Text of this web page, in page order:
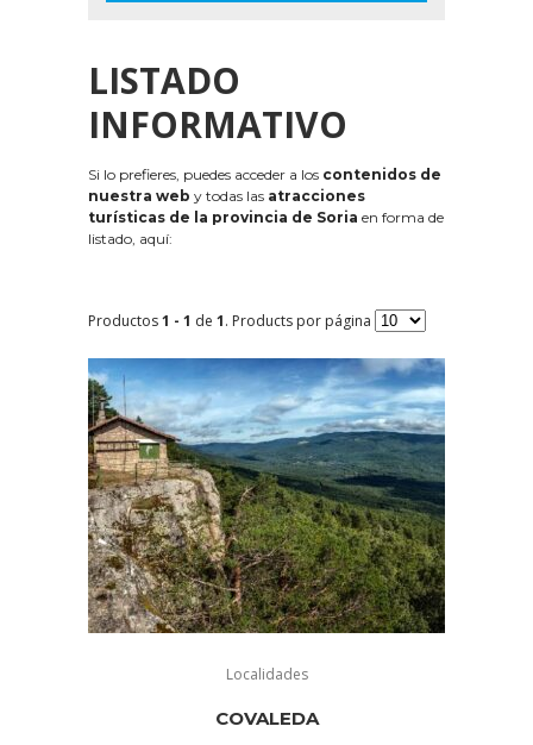
LISTADO
INFORMATIVO
Si lo prefieres, puedes acceder a los contenidos de
nuestra web y todas las atracciones
turísticas de la provincia de Soria en forma de
listado, aquí:
Productos1 - 1 de 1. Products por página
Localidades
COVALEDA